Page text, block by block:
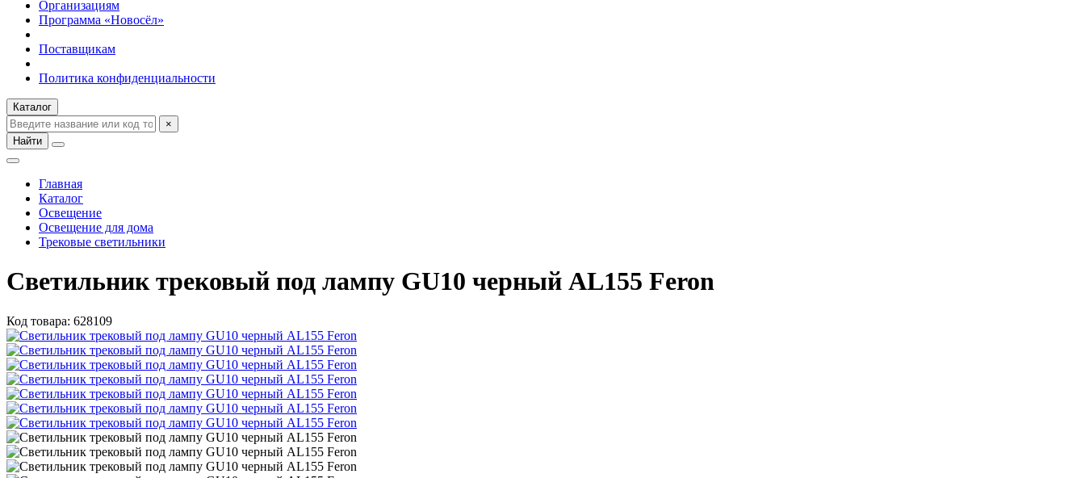
Организациям
Программа «Новосёл»
Поставщикам
Политика конфиденциальности
Каталог
×
Найти
Главная
Каталог
Освещение
Освещение для дома
Трековые светильники
Светильник трековый под лампу GU10 черный AL155 Feron
Код товара: 628109